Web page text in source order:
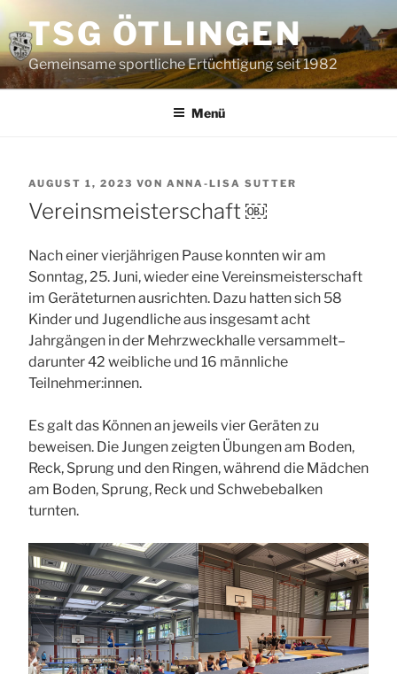
Inhalt
springenTSG ÖTLINGEN
Gemeinsame sportliche Ertüchtigung seit 1982
Menü
VERÖFFENTLICHT
AM
AUGUST 1, 2023 VON ANNA-LISA SUTTER
Vereinsmeisterschaft ￼
Nach einer vierjährigen Pause konnten wir am
Sonntag, 25. Juni, wieder eine Vereinsmeisterschaft
im Geräteturnen ausrichten. Dazu hatten sich 58
Kinder und Jugendliche aus insgesamt acht
Jahrgängen in der Mehrzweckhalle versammelt–
darunter 42 weibliche und 16 männliche
Teilnehmer:innen.
Es galt das Können an jeweils vier Geräten zu
beweisen. Die Jungen zeigten Übungen am Boden,
Reck, Sprung und den Ringen, während die Mädchen
am Boden, Sprung, Reck und Schwebebalken
turnten.